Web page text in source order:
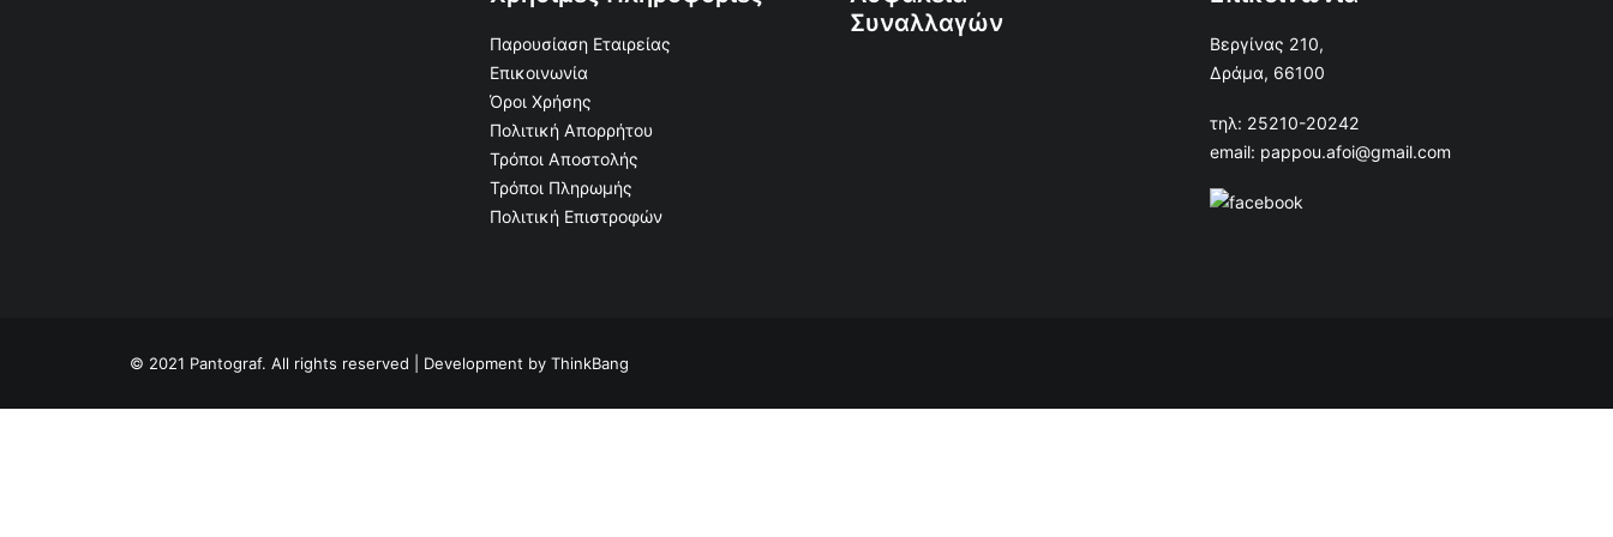
Παρουσίαση Εταιρείας
Επικοινωνία
Όροι Χρήσης
Πολιτική Απορρήτου
Τρόποι Αποστολής
Τρόποι Πληρωμής
Πολιτική Επιστροφών
Συναλλαγών
Βεργίνας 210,
Δράμα, 66100
τηλ: 25210-20242
email: pappou.afoi@gmail.com
© 2021 Pantograf. All rights reserved | Development by ThinkBang